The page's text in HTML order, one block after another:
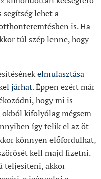
segítség lehet a
is. Ha
túl szép lenne, hogy
elmulasztása
járhat. Éppen ezért már
hogy mi is
kifolyólag mégsem
így telik el az öt
könnyen előfordulhat,
kell majd fizetni.
teljesíteni, akkor